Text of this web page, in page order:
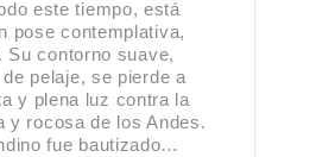
este tiempo, está
pose contemplativa,
Su contorno suave,
pelaje, se pierde a
y plena luz contra la
y rocosa de los Andes.
fue bautizado…